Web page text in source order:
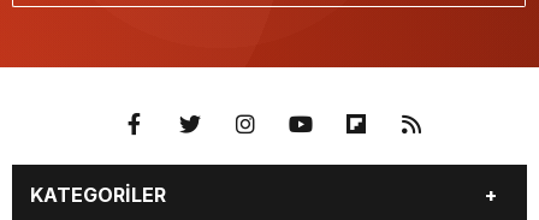
KATEGORİLER